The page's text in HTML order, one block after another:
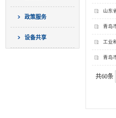
政策服务
设备共享
共60条